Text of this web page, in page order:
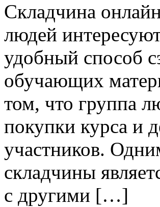
Склaдчинa
людей
удобный способ
обучающих
том, что группа
покупки курса и
участников.
складчины
с другими […]